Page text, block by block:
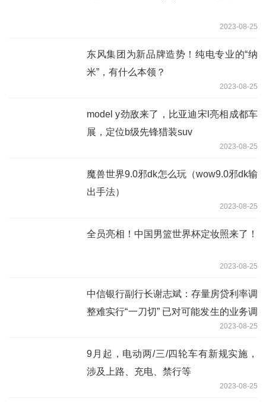
2023-08-25
东风集团为新品牌造势！纯电专业的“纳
米”，有什么本领？
2023-08-25
model y劲敌来了，比亚迪宋l亮相成都车
展，定位b级先锋猎装suv
2023-08-25
魔兽世界9.0邪dk怎么玩（wow9.0邪dk输
出手法）
2023-08-25
全员亮相！中国男篮世界杯定妆照来了！
2023-08-25
中信银行副行长谢志斌：存量房贷利率调
整难实行“一刀切” 已对可能发生的业务调
2023-08-25
9月起，电动两/三/四轮车有新规实施，
涉及上路、充电、禁行等
2023-08-25